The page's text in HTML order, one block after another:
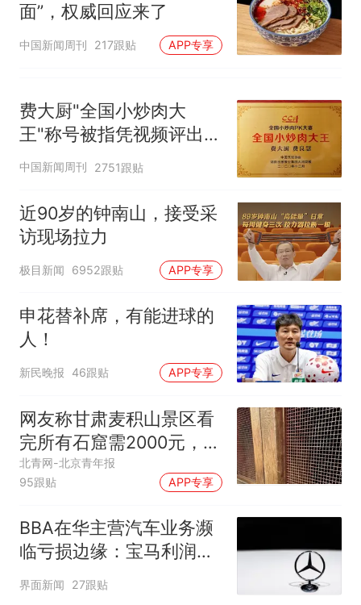
面”，权威回应来了
中国新闻周刊 217跟贴 APP专享
费大厨"全国小炒肉大
王"称号被指凭视频评出
官方回应
中国新闻周刊 2751跟贴
近90岁的钟南山，接受采
访现场拉力
极目新闻 6952跟贴 APP专享
申花替补席，有能进球的
人！
新民晚报 46跟贴 APP专享
网友称甘肃麦积山景区看
完所有石窟需2000元，景
区：部分石窟受特别保
护，游客可按需买
北青网-北京青年报
95跟贴
APP专享
BBA在华主营汽车业务濒
临亏损边缘：宝马利润跌
幅最高
界面新闻 27跟贴